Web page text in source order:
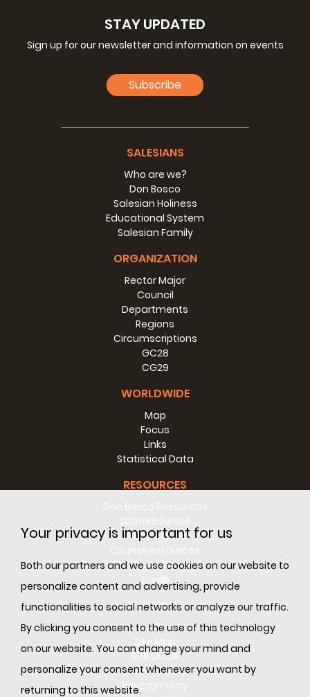
Your privacy is important for us
Both our partners and we use cookies on our website to
personalize content and advertising, provide
functionalities to social networks or analyze our traffic.
By clicking you consent to the use of this technology
on our website. You can change your mind and
personalize your consent whenever you want by
returning to this website.
自我中心的心態，以及缺乏傳教的勇氣（2），這些現象，可從疲
倦、緊張、零碎無組織、無效率和過份疲勞中（27），可見一斑。
質的生活（74. 1），並且猶如傳教使徒，活出我們恆常傳教心境的
慈幼生命 。在這裡，讓我們記起聖若望保祿二世的說話：「如果教
這是非常重要的，就是慈幼會會士要明白到，今天「傳教」不應被
視為只是地理上或單向的詞語；傳教的本質，就是宣講耶穌基督，
並在三個境況中去理解：向外海外其他民族ad gentes傳教、在日
常牧民工作中傳教、或在新福傳的需要中傳教 。在歐洲計劃的光照
下，有需要幫助慈幼會會士，欣賞傳教士四面八方的互動，從各大
洲到各大洲，猶如一個具體的標記，彰顯向海外傳教missio ad
gentes的成果 。在新的環境下，傳教部門繼續扮演角色，確保、
統籌、輔導在新領域和實質「邊緣」地區的傳教抉擇（43），以及
跨越日常守業的牧民工作 ，以及跨越那導致心靈疲勞和牧民絕望的
死寂心境 ，教宗方濟各不斷強調，有需要做牧民抉擇，以推動我
們，從自我保護的傾向，走向牧民皈依。這樣，我們所有的牧民願
景，會化成合適的工具，幫助我們無恐無懼地走向別人，甘心情願
負起擔子，走到人類實質的「邊緣」地帶 。事實上，GC27文件第
27和49條也引述《福音的喜樂》，當中教宗方濟各渴望傳教抉
擇，並堅定地說，他「更喜歡顛簸的、受傷的、骯髒的教會，因為
選擇，能夠轉化所有事情，好使教會的生活習慣、風格、時間與日
是為了自我保護（43）。」事實上，傳教熱誠必定孕育出傳福音的
作為追尋天主的人士（32），我們旅程的核心，就是聖體（41）與
天主聖言－教會傳教使命的泉源。每天的感恩祭、喜愛聖言，以及
透過聖言誦讀培養對聖言的熟諾，這些能幫助我們在生活中以天主
為首（65），保持我們信仰動機的活力（54），從而我們的福音
宣講，使我們充滿傳教喜樂 ，並與此同時，更新我們的見識和宣講
的內容，就是天國－充滿人情的主耶穌。
（33），因此，有需要有系統地深化慈幼傳教神修（35），好能
光照神修與牧民愛德行動之間的聯繫（6）。傳教士恆常的陪伴
（67.2），發揮著重要的角色，以重新發現耶穌的吸引力，和那懷
著喜樂與人分享耶穌的強力渴望，並且克服那削弱每位傳教士牧民
動力的心靈疲勞 。
從多種文化到多元文化！
全代會決議孕育我們成為兄弟友愛的密契者（40），以及透過把會
士重新分布（75.5），我們的國際團體要成為一個普世教會和慈幼
STAY UPDATED
Sign up for our newsletter and information on events
Subscribe
SALESIANS
Who are we?
Don Bosco
Salesian Holiness
Educational System
Salesian Family
ORGANIZATION
Rector Major
Council
Departments
Regions
Circumscriptions
GC28
CG29
WORLDWIDE
Map
Focus
Links
Statistical Data
RESOURCES
RM Resources
SDL (Digital Library)
E-sdb
INFO
ANS
Site Map
SDB Guide
Cookie Policy
Privacy Policy